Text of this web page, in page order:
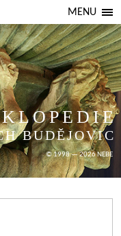
MENU
BUDĚJOVIC
© 1998 — 2026 NEBE